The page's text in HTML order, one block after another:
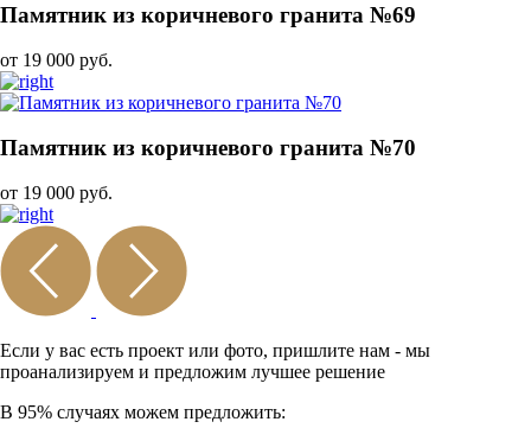
Памятник из коричневого гранита №69
от 19 000 руб.
Памятник из коричневого гранита №70
от 19 000 руб.
Если у вас есть проект или фото, пришлите нам - мы
проанализируем и предложим лучшее решение
В 95% случаях можем предложить: